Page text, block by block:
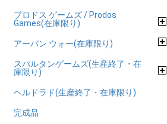
プロドス ゲームズ / Prodos
Games(在庫限り)
アーバン ウォー(在庫限り)
スパルタンゲームズ(生産終了・在
庫限り)
ヘルドラド(生産終了・在庫限り)
完成品